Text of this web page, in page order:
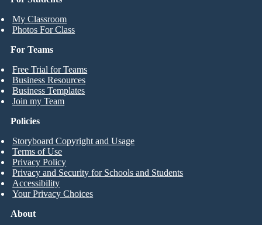
My Classroom
Photos For Class
For Teams
Free Trial for Teams
Business Resources
Business Templates
Join my Team
About
Policies
Storyboard Copyright and Usage
Terms of Use
Privacy Policy
Privacy and Security for Schools and Students
Accessibility
Your Privacy Choices